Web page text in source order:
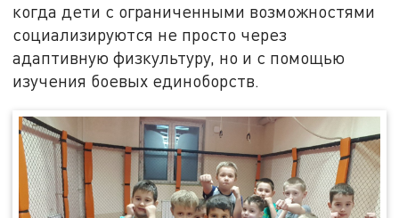
когда дети с ограниченными возможностями
социализируются не просто через
адаптивную физкультуру, но и с помощью
изучения боевых единоборств.